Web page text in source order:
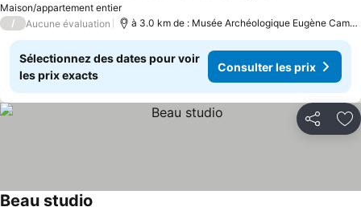
Maison/appartement entier
/ Aucune évaluation à 3.0 km de : Musée Archéologique Eugène
Sélectionnez des dates pour voir
les prix exacts
Consulter les prix
Partager
Beau studio